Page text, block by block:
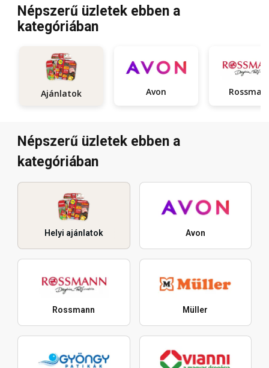
Népszerű üzletek ebben a
kategóriában
Ajánlatok Avon
Népszerű üzletek ebben a
kategóriában
Helyi ajánlatok Avon
Rossmann Müller